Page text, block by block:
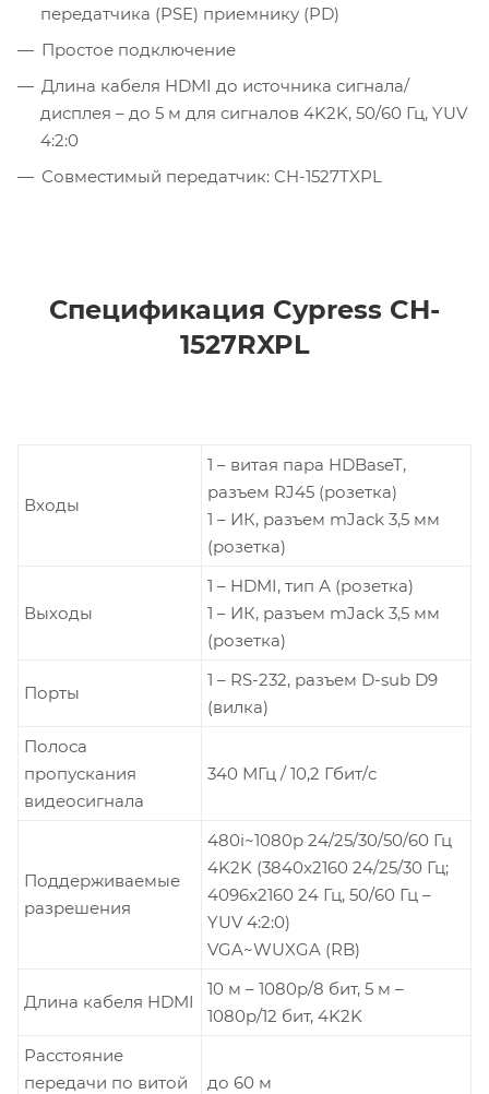
передатчика (PSE) приемнику (PD)
Простое подключение
Длина кабеля HDMI до источника сигнала/
дисплея – до 5 м для сигналов 4K2K, 50/60 Гц, YUV
4:2:0
Совместимый передатчик: CH-1527TXPL
Спецификация Cypress CH-
1527RXPL
Входы
1 – витая пара HDBaseT,
разъем RJ45 (розетка)
1 – ИК, разъем mJack 3,5 мм
(розетка)
Выходы
1 – HDMI, тип А (розетка)
1 – ИК, разъем mJack 3,5 мм
(розетка)
Порты
1 – RS-232, разъем D-sub D9
(вилка)
Полоса
пропускания
видеосигнала
340 МГц / 10,2 Гбит/c
Поддерживаемые
разрешения
480i~1080p 24/25/30/50/60 Гц
4K2K (3840x2160 24/25/30 Гц;
4096x2160 24 Гц, 50/60 Гц –
YUV 4:2:0)
VGA~WUXGA (RB)
Длина кабеля HDMI
10 м – 1080p/8 бит, 5 м –
1080p/12 бит, 4K2K
Расстояние
передачи по витой
до 60 м